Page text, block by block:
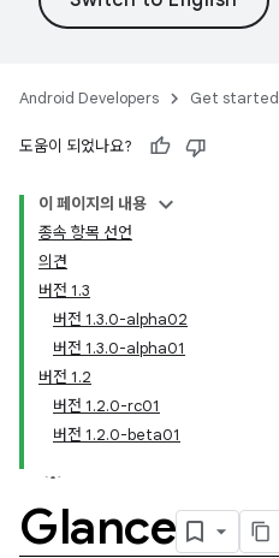
Android Developers Get started
도움이 되었나요?
이 페이지의 내용
종속 항목 선언
의견
버전 1.3
버전 1.3.0-alpha02
버전 1.3.0-alpha01
버전 1.2
버전 1.2.0-rc01
버전 1.2.0-beta01
Glance